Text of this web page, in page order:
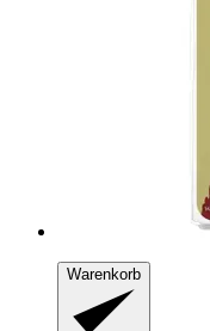
Warenkorb